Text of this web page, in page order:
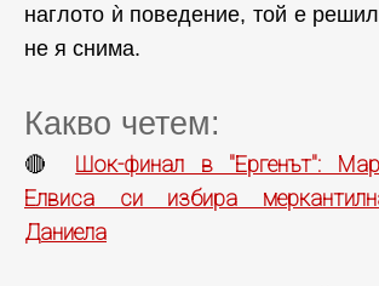
наглото ѝ поведение, той е
не я снима.
Какво четем:
🔴 Шок-финал в "Ергенът":
Елвиса си избира
Даниела